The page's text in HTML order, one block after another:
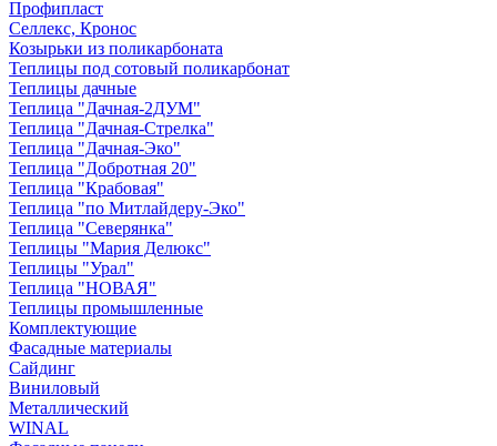
Профипласт
Селлекс, Кронос
Козырьки из поликарбоната
Теплицы под сотовый поликарбонат
Теплицы дачные
Теплица "Дачная-2ДУМ"
Теплица "Дачная-Стрелка"
Теплица "Дачная-Эко"
Теплица "Добротная 20"
Теплица "Крабовая"
Теплица "по Митлайдеру-Эко"
Теплица "Северянка"
Теплицы "Мария Делюкс"
Теплицы "Урал"
Теплица "НОВАЯ"
Теплицы промышленные
Комплектующие
Фасадные материалы
Сайдинг
Виниловый
Металлический
WINAL